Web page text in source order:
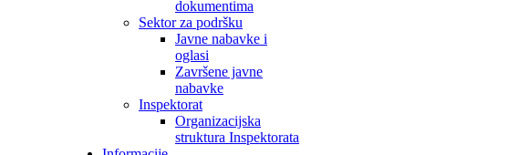
dokumentima
Sektor za podršku
Javne nabavke i
oglasi
Završene javne
nabavke
Inspektorat
Organizacijska
struktura Inspektorata